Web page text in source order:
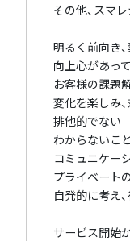
その他、スマ
明るく前向き
向上心があっ
お客様の課題
変化を楽しみ
排他的でない
わからないこ
コミュニケー
プライベート
自発的に考え
サービス開始